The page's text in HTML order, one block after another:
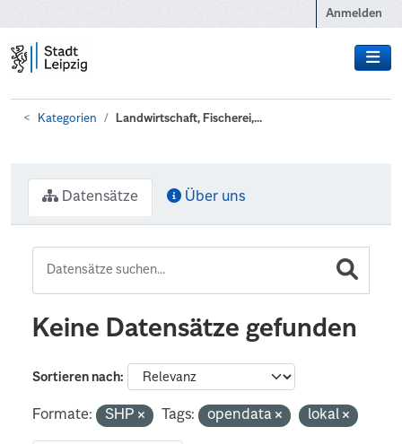
Anmelden
Kategorien Landwirtschaft, Fischerei,...
Datensätze Über uns
Keine Datensätze gefunden
Sortieren nach
Formate: SHP Tags: opendata lokal